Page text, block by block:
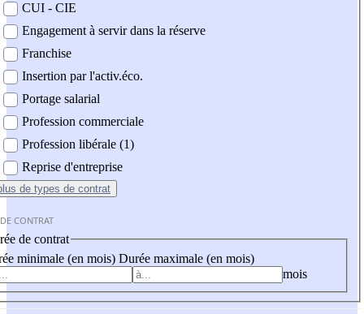
CUI - CIE
Engagement à servir dans la réserve
Franchise
Insertion par l'activ.éco.
Portage salarial
Profession commerciale
Profession libérale (1)
Reprise d'entreprise
de types de contrat
CONTRAT
de contrat
minimale (en mois) Durée maximale (en mois)
mois